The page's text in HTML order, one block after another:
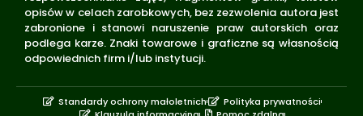
opisów w celach zarobkowych, bez zezwolenia autora jest
zabronione i stanowi naruszenie praw autorskich oraz
podlega karze. Znaki towarowe i graficzne są własnością
odpowiednich firm i/lub instytucji.
Standardy ochrony małoletnich
Polityka prywatności